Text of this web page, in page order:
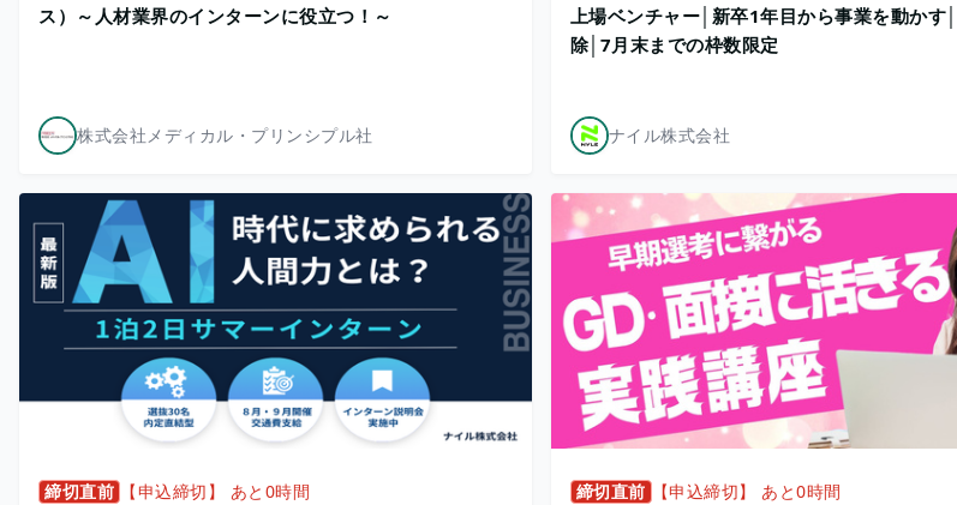
ス）～人材業界のインターンに役立つ！～
株式会社メディカル・プリンシプル社
上場ベンチャー│新卒1年目から事業を動かす
除│7月末までの枠数限定
ナイル株式会社
締切直前 【申込締切】 あと0時間 締切直前 【申込締切】 あと0時間